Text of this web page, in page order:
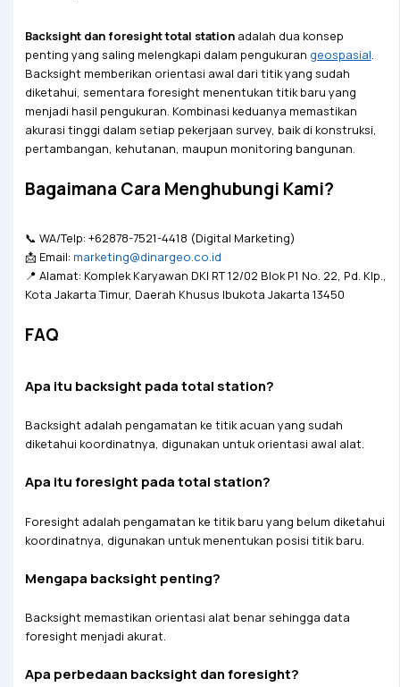
Backsight dan foresight total stationadalah dua konsep
penting yang saling melengkapi dalam pengukuran geospasial.
Backsight memberikan orientasi awal dari titik yang sudah
diketahui, sementara foresight menentukan titik baru yang
menjadi hasil pengukuran. Kombinasi keduanya memastikan
akurasi tinggi dalam setiap pekerjaan survey, baik di konstruksi,
pertambangan, kehutanan, maupun monitoring bangunan.
Bagaimana Cara Menghubungi Kami?
📞 WA/Telp: +62878-7521-4418 (Digital Marketing)
📩 Email: marketing@dinargeo.co.id
📍 Alamat: Komplek Karyawan DKI RT 12/02 Blok P1 No. 22, Pd. Klp.,
Kota Jakarta Timur, Daerah Khusus Ibukota Jakarta 13450
FAQ
Apa itu backsight pada total station?
Backsight adalah pengamatan ke titik acuan yang sudah
diketahui koordinatnya, digunakan untuk orientasi awal alat.
Apa itu foresight pada total station?
Foresight adalah pengamatan ke titik baru yang belum diketahui
koordinatnya, digunakan untuk menentukan posisi titik baru.
Mengapa backsight penting?
Backsight memastikan orientasi alat benar sehingga data
foresight menjadi akurat.
Apa perbedaan backsight dan foresight?